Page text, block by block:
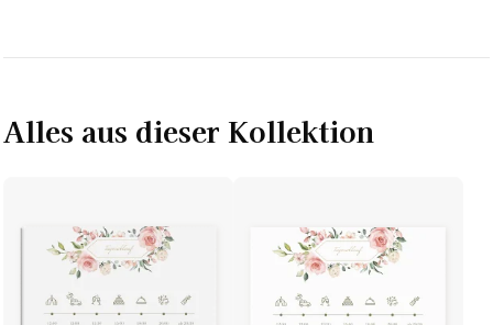
Alles aus dieser Kollektion